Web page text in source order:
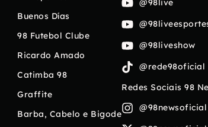
Buenos Días
98 Futebol Clube
Ricardo Amado
Catimba 98
Graffite
Barba, Cabelo e Bigode
@98live
@98liveshow
@rede98oficial
Redes Sociais 98
@98newsoficial